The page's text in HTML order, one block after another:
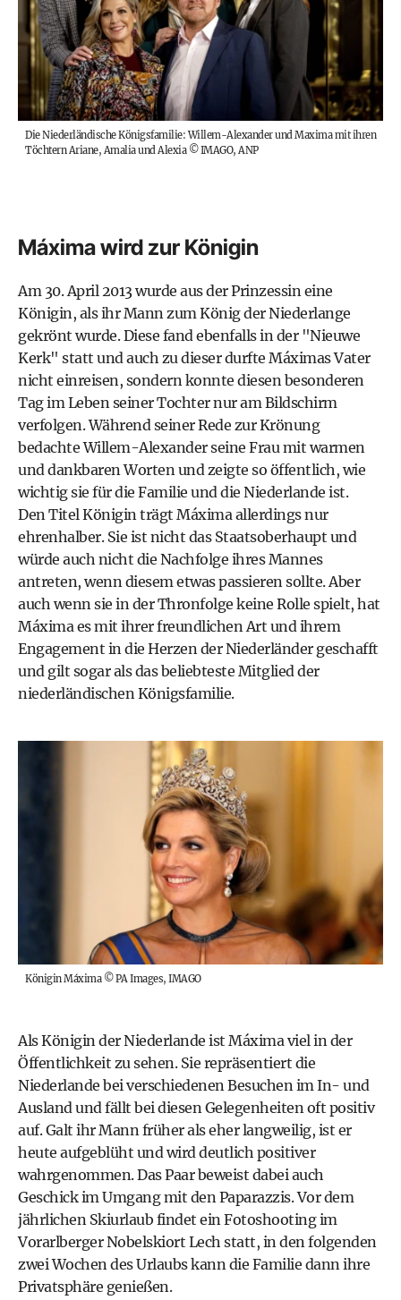
Die Niederländische Königsfamilie: Willem-Alexander und Maxima mit ihren
Töchtern Ariane, Amalia und Alexia©IMAGO, ANP
Máxima wird zur Königin
Am 30. April 2013 wurde aus der Prinzessin eine
Königin, als ihr Mann zum König der Niederlange
gekrönt wurde. Diese fand ebenfalls in der "Nieuwe
Kerk" statt und auch zu dieser durfte Máximas Vater
nicht einreisen, sondern konnte diesen besonderen
Tag im Leben seiner Tochter nur am Bildschirm
verfolgen. Während seiner Rede zur Krönung
bedachte Willem-Alexander seine Frau mit warmen
und dankbaren Worten und zeigte so öffentlich, wie
wichtig sie für die Familie und die Niederlande ist.
Den Titel Königin trägt Máxima allerdings nur
ehrenhalber. Sie ist nicht das Staatsoberhaupt und
würde auch nicht die Nachfolge ihres Mannes
antreten, wenn diesem etwas passieren sollte. Aber
auch wenn sie in der Thronfolge keine Rolle spielt, hat
Máxima es mit ihrer freundlichen Art und ihrem
Engagement in die Herzen der Niederländer geschafft
und gilt sogar als das beliebteste Mitglied der
niederländischen Königsfamilie.
Königin Máxima©PA Images, IMAGO
Als Königin der Niederlande ist Máxima viel in der
Öffentlichkeit zu sehen. Sie repräsentiert die
Niederlande bei verschiedenen Besuchen im In- und
Ausland und fällt bei diesen Gelegenheiten oft positiv
auf. Galt ihr Mann früher als eher langweilig, ist er
heute aufgeblüht und wird deutlich positiver
wahrgenommen. Das Paar beweist dabei auch
Geschick im Umgang mit den Paparazzis. Vor dem
jährlichen Skiurlaub findet ein Fotoshooting im
Vorarlberger Nobelskiort Lech statt, in den folgenden
zwei Wochen des Urlaubs kann die Familie dann ihre
Privatsphäre genießen.